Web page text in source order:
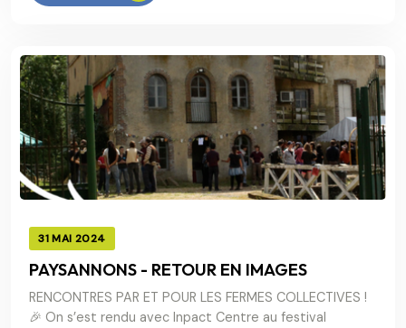
31 MAI 2024
PAYSANNONS - RETOUR EN IMAGES
RENCONTRES PAR ET POUR LES FERMES COLLECTIVES !
🎉 On s’est rendu avec Inpact Centre au festival